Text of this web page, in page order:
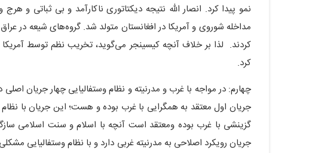
نمو پیدا کرد. انصار الله نتیجه دیکتاتوری ناکارآمد و بی ثباتی و
مداخله شوروی و آمریکا در افغانستان متولد شد. گروه‌های شیعه در
کردند. لذا بر خلاف آنچه کیسینجر می‌گوید، تخریب نظم توسط
کرد.
چهارم: در مواجه با غرب و مدرنیته و نظام وستفالیایی چهار جریان
جریان اول معتقد به همگرایی با غرب بوده و هست؛ این جریان با نظام
گزینشی با غرب بوده ومعتقد است آنچه با اسلام و سنت اسلامی
جریان رویکرد اصلاحی به مدرنیته غربی دارد و با نظام وستفالیایی